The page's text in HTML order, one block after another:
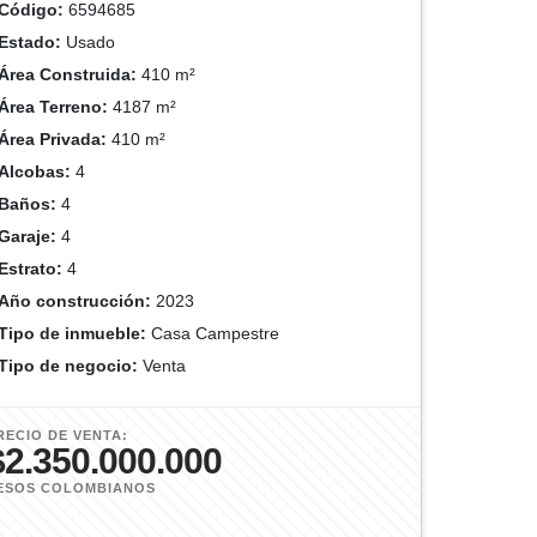
6594685
Usado
Construida: 410 m²
Terreno: 4187 m²
Privada: 410 m²
4
4
4
4
construcción: 2023
de inmueble: Casa Campestre
de negocio: Venta
DE VENTA:
COLOMBIANOS